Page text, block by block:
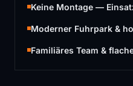
Keine Montage —
Moderner Fuhrpark &
Familiäres Team &